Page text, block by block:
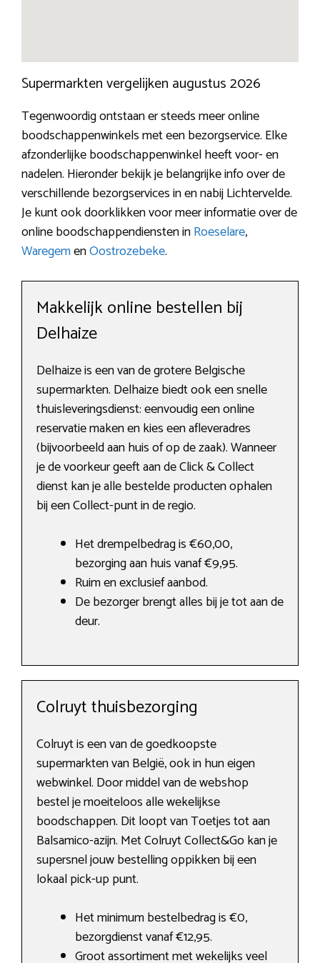
Supermarkten vergelijken augustus 2026
Tegenwoordig ontstaan er steeds meer online
boodschappenwinkels met een bezorgservice. Elke
afzonderlijke boodschappenwinkel heeft voor- en
nadelen. Hieronder bekijk je belangrijke info over de
verschillende bezorgservices in en nabij Lichtervelde.
Je kunt ook doorklikken voor meer informatie over de
online boodschappendiensten inRoeselare,
WaregemenOostrozebeke.
Makkelijk online bestellen bij
Delhaize
Delhaize is een van de grotere Belgische
supermarkten. Delhaize biedt ook een snelle
thuisleveringsdienst: eenvoudig een online
reservatie maken en kies een afleveradres
(bijvoorbeeld aan huis of op de zaak). Wanneer
je de voorkeur geeft aan de Click & Collect
dienst kan je alle bestelde producten ophalen
bij een Collect-punt in de regio.
Het drempelbedrag is €60,00,
bezorging aan huis vanaf €9,95.
Ruim en exclusief aanbod.
De bezorger brengt alles bij je tot aan de
deur.
Colruyt thuisbezorging
Colruyt is een van de goedkoopste
supermarkten van België, ook in hun eigen
webwinkel. Door middel van de webshop
bestel je moeiteloos alle wekelijkse
boodschappen. Dit loopt van Toetjes tot aan
Balsamico-azijn. Met Colruyt Collect&Go kan je
supersnel jouw bestelling oppikken bij een
lokaal pick-up punt.
Het minimum bestelbedrag is €0,
bezorgdienst vanaf €12,95.
Groot assortiment met wekelijks veel